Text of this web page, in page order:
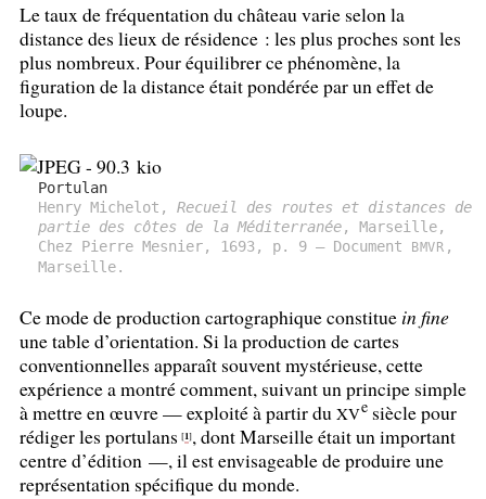
Le taux de fréquentation du château varie selon la
distance des lieux de résidence : les plus proches sont les
plus nombreux. Pour équilibrer ce phénomène, la
figuration de la distance était pondérée par un effet de
loupe.
Portulan
Henry Michelot,Recueil des routes et distances de
partie des côtes de la Méditerranée, Marseille,
Chez Pierre Mesnier, 1693, p. 9 — Document
BMVR ,
Marseille.
Ce mode de production cartographique constitue in fine
une table d’orientation. Si la production de cartes
conventionnelles apparaît souvent mystérieuse, cette
expérience a montré comment, suivant un principe simple
à mettre en œuvre — exploité à partir du XVe siècle pour
rédiger les portulans [1], dont Marseille était un important
centre d’édition —, il est envisageable de produire une
représentation spécifique du monde.